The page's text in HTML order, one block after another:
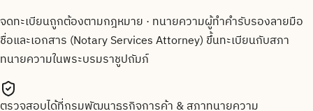
จดทะเบียนถูกต้องตามกฎหมาย · ทนายความผู้ทำคำรับรองลายมือ
ชื่อและเอกสาร (Notary Services Attorney) ขึ้นทะเบียนกับสภา
ทนายความในพระบรมราชูปถัมภ์
ตรวจสอบได้ที่กรมพัฒนาธุรกิจการค้า & สภาทนายความ